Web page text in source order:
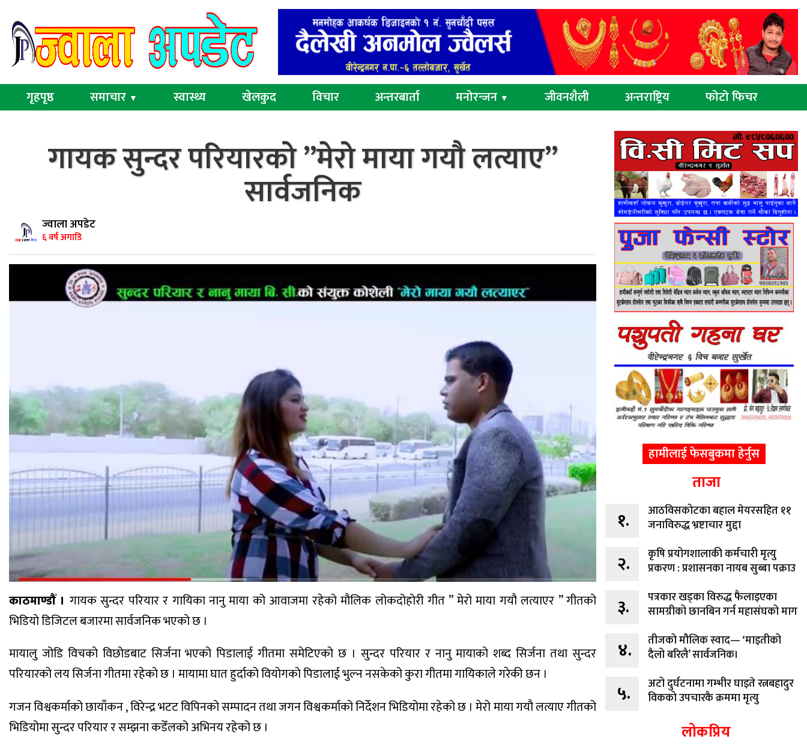
गृहपृष्ठ समाचार ▼ स्वास्थ्य खेलकुद विचार अन्तरबार्ता मनोरन्जन ▼ जीवनशैली अन्तराष्ट्रिय फोटो फिचर
गायक सुन्दर परियारको ”मेरो माया गयौ लत्याए”
सार्वजनिक
ज्वाला अपडेट
६ वर्ष अगाडि
काठमाण्डौँ । गायक सुन्दर परियार र गायिका नानु माया को आवाजमा रहेको मौलिक लोकदोहोरी गीत ” मेरो माया गयौ लत्याएर ” गीतको
भिडियो डिजिटल बजारमा सार्वजनिक भएको छ ।
मायालु जोडि विचको विछोडबाट सिर्जना भएको पिडालाई गीतमा समेटिएको छ । सुन्दर परियार र नानु मायाको शब्द सिर्जना तथा सुन्दर
परियारको लय सिर्जना गीतमा रहेको छ । मायामा घात हुर्दाको वियोगको पिडालाई भुल्न नसकेको कुरा गीतमा गायिकाले गरेकी छन ।
गजन विश्वकर्माको छायाँकन , विरेन्द्र भटट विपिनको सम्पादन तथा जगन विश्वकर्माको निर्देशन भिडियोमा रहेको छ । मेरो माया गयौ लत्याए गीतको
भिडियोमा सुन्दर परियार र सम्झना कडेँलको अभिनय रहेको छ ।
हामीलाई फेसबुकमा हेर्नुस
ताजा
१.
आठविसकोटका बहाल मेयरसहित ११
जनाविरुद्ध भ्रष्टाचार मुद्दा
२.
कृषि प्रयोगशालाकी कर्मचारी मृत्यु
प्रकरण : प्रशासनका नायब सुब्बा पक्राउ
३.
पत्रकार खड्का विरुद्ध फैलाइएका
सामग्रीको छानबिन गर्न महासंघको माग
४.
तीजको मौलिक स्वाद— ‘माइतीको
दैलो बरिलै’ सार्वजनिक।
५.
अटो दुर्घटनामा गम्भीर घाइते रत्नबहादुर
विकको उपचारकै क्रममा मृत्यु
लोकप्रिय